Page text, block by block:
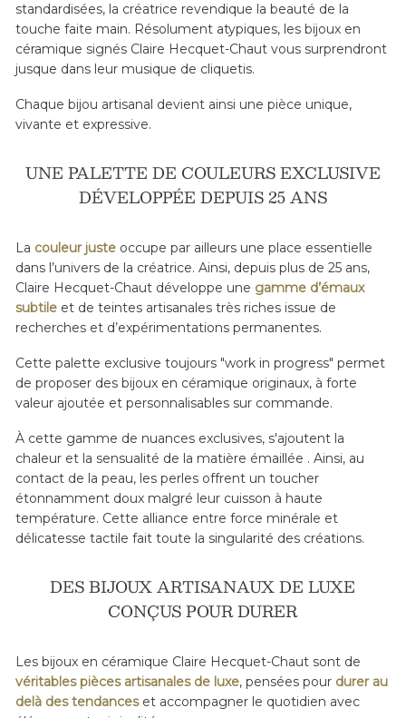
standardisées, la créatrice revendique la beauté de la
touche faite main. Résolument atypiques, les bijoux en
céramique signés Claire Hecquet-Chaut vous surprendront
jusque dans leur musique de cliquetis.
Chaque bijou artisanal devient ainsi une pièce unique,
vivante et expressive.
UNE PALETTE DE COULEURS EXCLUSIVE
DÉVELOPPÉE DEPUIS 25 ANS
La couleur juste occupe par ailleurs une place essentielle
dans l’univers de la créatrice. Ainsi, depuis plus de 25 ans,
Claire Hecquet-Chaut développe une gamme d’émaux
subtile et de teintes artisanales très riches issue de
recherches et d’expérimentations permanentes.
Cette palette exclusive toujours "work in progress" permet
de proposer des bijoux en céramique originaux, à forte
valeur ajoutée et personnalisables sur commande.
À cette gamme de nuances exclusives, s'ajoutent la
chaleur et la sensualité de la matière émaillée . Ainsi, au
contact de la peau, les perles offrent un toucher
étonnamment doux malgré leur cuisson à haute
température. Cette alliance entre force minérale et
délicatesse tactile fait toute la singularité des créations.
DES BIJOUX ARTISANAUX DE LUXE
CONÇUS POUR DURER
Les bijoux en céramique Claire Hecquet-Chaut sont de
véritables pièces artisanales de luxe, pensées pour durer au
delà des tendanceset accompagner le quotidien avec